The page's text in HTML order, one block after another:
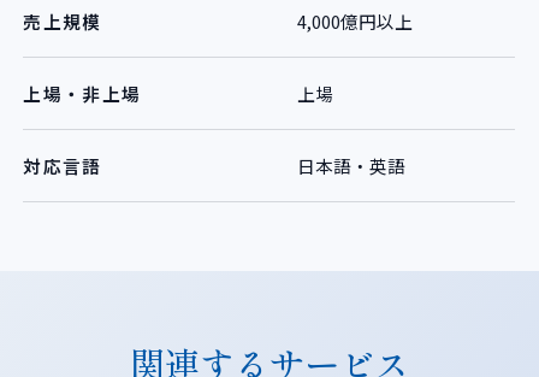
売上規模 4,000億円以上
上場・非上場 上場
対応言語 日本語・英語
関連するサービス